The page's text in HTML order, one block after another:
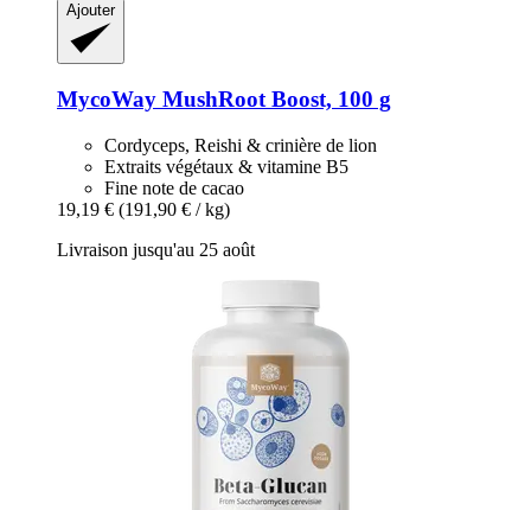
Ajouter
MycoWay MushRoot Boost, 100 g
Cordyceps, Reishi & crinière de lion
Extraits végétaux & vitamine B5
Fine note de cacao
19,19 € (191,90 € / kg)
Livraison jusqu'au 25 août